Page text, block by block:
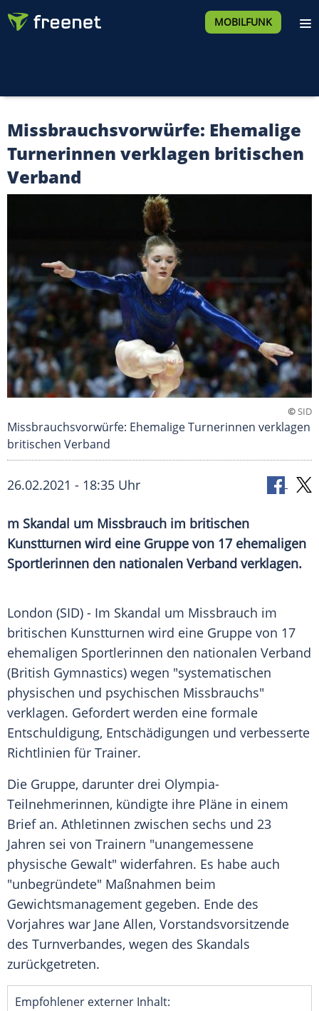
MOBILFUNK
Missbrauchsvorwürfe: Ehemalige
Turnerinnen verklagen britischen
Verband
©SID
Missbrauchsvorwürfe: Ehemalige Turnerinnen verklagen
britischen Verband
26.02.2021 - 18:35 Uhr
m Skandal um Missbrauch im britischen
Kunstturnen wird eine Gruppe von 17 ehemaligen
Sportlerinnen den nationalen Verband verklagen.
London (SID) - Im Skandal um Missbrauch im
britischen Kunstturnen wird eine Gruppe von 17
ehemaligen Sportlerinnen den nationalen Verband
(British Gymnastics) wegen "systematischen
physischen und psychischen Missbrauchs"
verklagen. Gefordert werden eine formale
Entschuldigung, Entschädigungen und verbesserte
Richtlinien für Trainer.
Die Gruppe, darunter drei Olympia-
Teilnehmerinnen, kündigte ihre Pläne in einem
Brief an. Athletinnen zwischen sechs und 23
Jahren sei von Trainern "unangemessene
physische Gewalt" widerfahren. Es habe auch
"unbegründete" Maßnahmen beim
Gewichtsmanagement gegeben. Ende des
Vorjahres war Jane Allen, Vorstandsvorsitzende
des Turnverbandes, wegen des Skandals
zurückgetreten.
Empfohlener externer Inhalt: